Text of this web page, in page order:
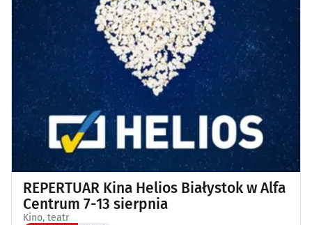
REPERTUAR Kina Helios Białystok w Alfa
Centrum 7-13 sierpnia
Kino, teatr